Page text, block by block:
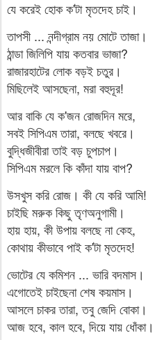
যে করেই হোক ক'টা মৃতদেহ চাই।
তাপসী ... নন্দীগ্রাম নয় মোটে তাজা।
ঠান্ডা জিলিপি যায় কতবার ভাজা?
রাজারহাটের লোক বড়ই চতুর।
মিছিলেই আসছেনা, মরা বহুদূর!
আর বাকি যে ক'জন রোজদিন মরে,
সবই সিপিএম তারা, বলছে খবরে।
বুদ্ধিজীবীরা তাই বড় চুপচাপ।
সিপিএম মরলে কি কাঁদা যায় বাপ?
উসখুস করি রোজ। কী যে করি আমি!
চাইছি মরুক কিছু তৃণঅনুগামী।
হায় হায়, কী উপায় বলছে না কেহ,
কোথায় কীভাবে পাই ক'টা মৃতদেহ!
ভোটের যে কমিশন ... ভারি বদমাস।
এগোতেই চাইছেনা শেষ কয়মাস।
আসলে চাকর তারা, তবু জেদি বোকা।
আজ হবে, কাল হবে, দিয়ে যায় ধোঁকা।